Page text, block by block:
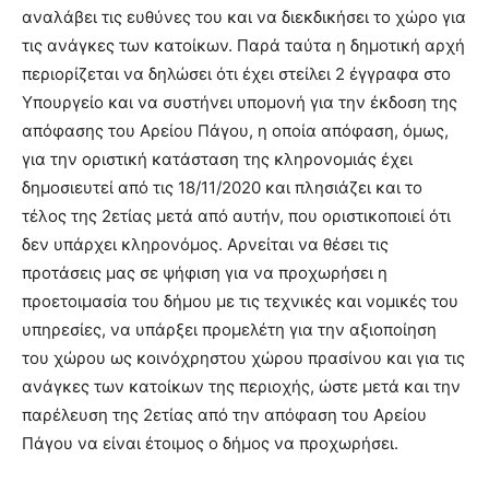
αναλάβει τις ευθύνες του και να διεκδικήσει το χώρο για
τις ανάγκες των κατοίκων. Παρά ταύτα η δημοτική αρχή
περιορίζεται να δηλώσει ότι έχει στείλει 2 έγγραφα στο
Υπουργείο και να συστήνει υπομονή για την έκδοση της
απόφασης του Αρείου Πάγου, η οποία απόφαση, όμως,
για την οριστική κατάσταση της κληρονομιάς έχει
δημοσιευτεί από τις 18/11/2020 και πλησιάζει και το
τέλος της 2ετίας μετά από αυτήν, που οριστικοποιεί ότι
δεν υπάρχει κληρονόμος. Αρνείται να θέσει τις
προτάσεις μας σε ψήφιση για να προχωρήσει η
προετοιμασία του δήμου με τις τεχνικές και νομικές του
υπηρεσίες, να υπάρξει προμελέτη για την αξιοποίηση
του χώρου ως κοινόχρηστου χώρου πρασίνου και για τις
ανάγκες των κατοίκων της περιοχής, ώστε μετά και την
παρέλευση της 2ετίας από την απόφαση του Αρείου
Πάγου να είναι έτοιμος ο δήμος να προχωρήσει.